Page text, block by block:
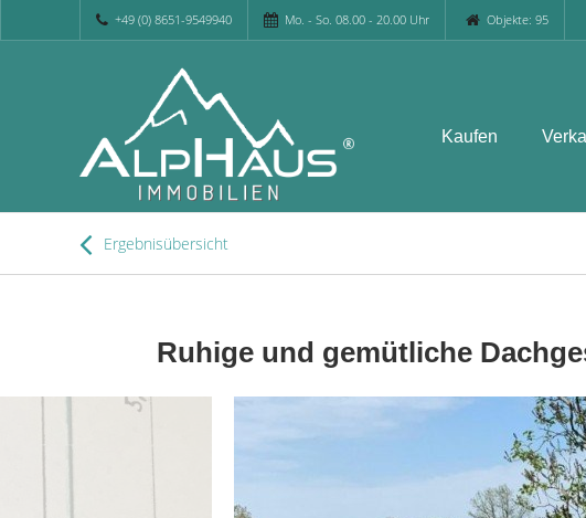
+49 (0) 8651-9549940 Mo. - So. 08.00 - 20.00 Uhr Objekte: 95
Kaufen
Ergebnisübersicht
Ruhige und gemütliche